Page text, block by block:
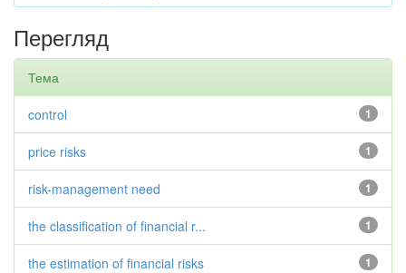
Перегляд
Тема
1
control
1
price risks
1
risk-management need
1
the classification of financial r...
1
the estimation of financial risks